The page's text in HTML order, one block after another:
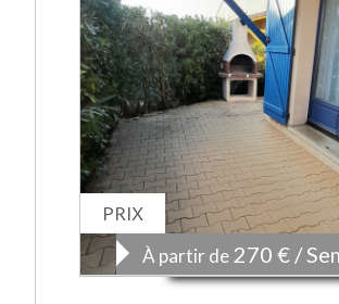
PRIX
À partir de 270 € /